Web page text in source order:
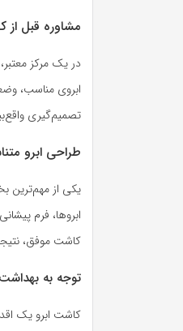
مشاوره قبل از
در یک مرکز
ابروی مناسب،
تصمیم‌گیری
طراحی ابرو
یکی از مهم‌ترین
ابروها، فرم
کاشت موفق،
توجه به
کاشت ابرو یک